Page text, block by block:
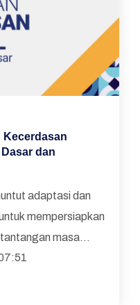
Kecerdasan
dan
adaptasi dan
mempersiapkan
masa
khususnya